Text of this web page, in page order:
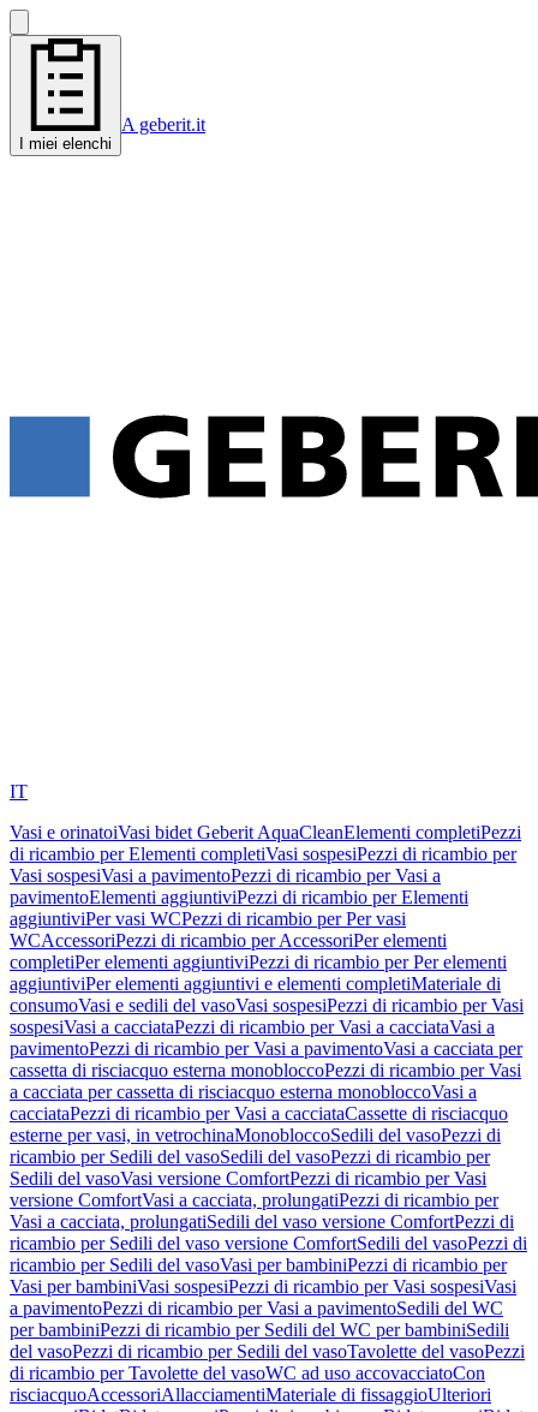
I miei elenchi
A geberit.it
IT
Vasi e orinatoiVasi bidet Geberit AquaCleanElementi completiPezzi
di ricambio per Elementi completiVasi sospesiPezzi di ricambio per
Vasi sospesiVasi a pavimentoPezzi di ricambio per Vasi a
pavimentoElementi aggiuntiviPezzi di ricambio per Elementi
aggiuntiviPer vasi WCPezzi di ricambio per Per vasi
WCAccessoriPezzi di ricambio per AccessoriPer elementi
completiPer elementi aggiuntiviPezzi di ricambio per Per elementi
aggiuntiviPer elementi aggiuntivi e elementi completiMateriale di
consumoVasi e sedili del vasoVasi sospesiPezzi di ricambio per Vasi
sospesiVasi a cacciataPezzi di ricambio per Vasi a cacciataVasi a
pavimentoPezzi di ricambio per Vasi a pavimentoVasi a cacciata per
cassetta di risciacquo esterna monobloccoPezzi di ricambio per Vasi
a cacciata per cassetta di risciacquo esterna monobloccoVasi a
cacciataPezzi di ricambio per Vasi a cacciataCassette di risciacquo
esterne per vasi, in vetrochinaMonobloccoSedili del vasoPezzi di
ricambio per Sedili del vasoSedili del vasoPezzi di ricambio per
Sedili del vasoVasi versione ComfortPezzi di ricambio per Vasi
versione ComfortVasi a cacciata, prolungatiPezzi di ricambio per
Vasi a cacciata, prolungatiSedili del vaso versione ComfortPezzi di
ricambio per Sedili del vaso versione ComfortSedili del vasoPezzi di
ricambio per Sedili del vasoVasi per bambiniPezzi di ricambio per
Vasi per bambiniVasi sospesiPezzi di ricambio per Vasi sospesiVasi
a pavimentoPezzi di ricambio per Vasi a pavimentoSedili del WC
per bambiniPezzi di ricambio per Sedili del WC per bambiniSedili
del vasoPezzi di ricambio per Sedili del vasoTavolette del vasoPezzi
di ricambio per Tavolette del vasoWC ad uso accovacciatoCon
risciacquoAccessoriAllacciamentiMateriale di fissaggioUlteriori